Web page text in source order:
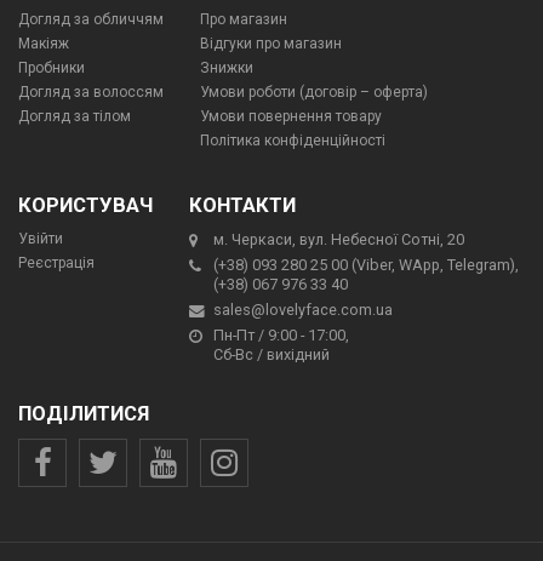
Догляд за обличчям
Макіяж
Пробники
Догляд за волоссям
Догляд за тілом
Про магазин
Відгуки про магазин
Знижки
Умови роботи (договір – оферта)
Умови повернення товару
Політика конфіденційності
КОРИСТУВАЧ
Увійти
Реєстрація
КОНТАКТИ
м. Черкаси, вул. Небесної Сотні, 20
(+38) 093 280 25 00 (Viber, WApp, Telegram),
(+38) 067 976 33 40
sales@lovelyface.com.ua
Пн-Пт / 9:00 - 17:00,
Сб-Вс / вихідний
ПОДІЛИТИСЯ